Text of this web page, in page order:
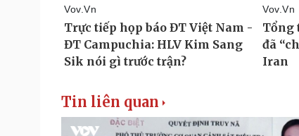
Tin liên quan